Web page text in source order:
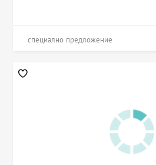
специално предложение